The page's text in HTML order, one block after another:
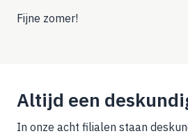
Fijne zomer!
Altijd een
In onze acht filialen staan